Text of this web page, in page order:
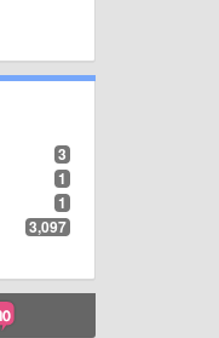
3
1
1
3,097